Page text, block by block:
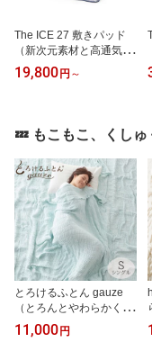
The ICE 27 敷きパッド
（新次元素材と高通気性
の組み合わせで夏の快適
温度が長く続く敷きパッ
冷たい 涼しい 冷感 寝具
暑さ対策 アウトラストお
すすめ 人気 夏 速乾 シン
グル セミダブル ダブル
クイーン サイズ
19,800 円 ～
💤 もこもこ、くし
とろけるふとん gauze
（とろんとやわらかく
『ひんやり』に包まれる
ガーゼケット） ガーゼケ
11,000 円